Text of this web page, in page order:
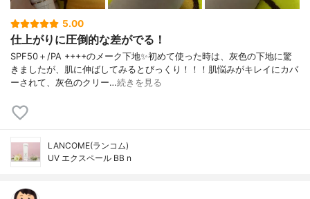
5.00
仕上がりに圧倒的な差がでる！
SPF50＋/PA ++++のメーク下地✨初めて使った時は、灰色の下地に驚
きましたが、肌に伸ばしてみるとびっくり！！！肌悩みがキレイにカバ
ーされて、灰色のクリー…続きを見る
LANCOME(ランコム)
UV エクスペール BB n